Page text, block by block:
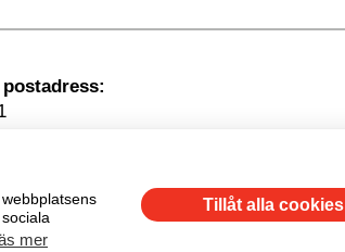
mer
Tillåt alla cookies